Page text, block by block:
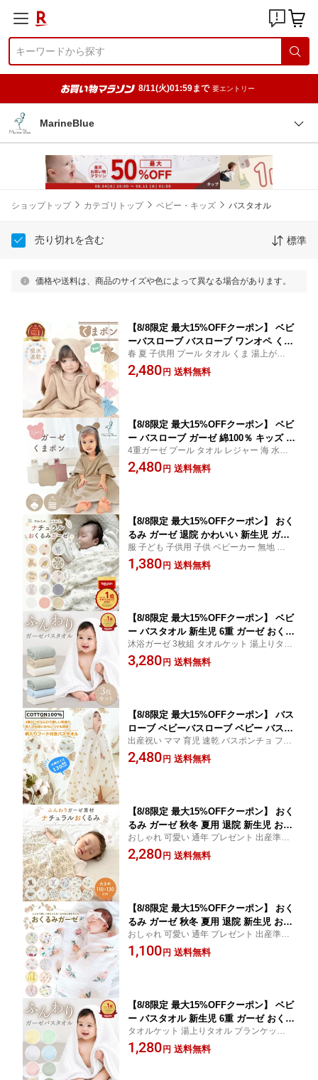
8/11(火)01:59まで 要エントリー
MarineBlue
ショップトップ カテゴリトップ ベビー・キッズ バスタオル
売り切れを含む 標準
価格や送料は、商品のサイズや色によって異なる場合があります。
【8/8限定 最大15%OFFクーポン】 ベビ
ーバスローブ バスローブ ワンオペ くま
ぽん 赤ちゃん くまポン 出産祝い ベビ
ー ママ 育児 お風呂 速乾 バスポンチョ
春 夏 子供用 プール タオル くま 湯上がりタ
オル 時短 こども お風呂上がり 乾きやすい
マイクロファイバー 吸水速乾 吸水 子供 ベ
2,480 円 送料無料
【8/8限定 最大15%OFFクーポン】 ベビ
ー バスローブ ガーゼ 綿100％ キッズ バ
スポンチョ ベビーバスローブ バスタオ
ル 男の子 女の子 くまポン フード付き
4重ガーゼ プール タオル レジャー 海 水泳
出産祝い ギフト プレゼント お風呂上がり
乾きやすい 時短 くま耳 子供 こども アイボ
2,480 円 送料無料
【8/8限定 最大15%OFFクーポン】 おく
るみ ガーゼ 退院 かわいい 新生児 ガー
ゼおくるみ 春 夏用 ガーゼケット ベビ
ー 赤ちゃん 6重ガーゼ 6重 2重 退院時
服 子ども 子供用 子供 ベビーカー 無地 おく
るみガーゼ赤ちゃん おくるみタオル バスタ
オル タオルケット 女の子 男の子 可愛い お
1,380 円 送料無料
【8/8限定 最大15%OFFクーポン】 ベビ
ー バスタオル 新生児 6重 ガーゼ おくる
み ふわふわ ガーゼバスタオル ガーゼタ
オル ベビーバスタオル 吸収性 6重ガー
沐浴ガーゼ 3枚組 タオルケット 湯上りタオ
ル ブランケット ベビータオル ドラーケッ
ト 速乾 敏感肌用 沐浴 吸水速乾 おすすめ キ
3,280 円 送料無料
【8/8限定 最大15%OFFクーポン】 バス
ローブ ベビーバスローブ ベビー バスタ
オル キッズ ワンオペ ポンチョ キッズ
バスローブ フード付きバスタオル 4重
出産祝い ママ 育児 速乾 バスポンチョ フー
ド付き 男の子 女の子 レジャー 海 水泳 おく
るみ ギフト プレゼント ブランケット くま
2,480 円 送料無料
【8/8限定 最大15%OFFクーポン】 おく
るみ ガーゼ 秋冬 夏用 退院 新生児 おく
るみガーゼ 春 夏 秋 冬 ガーゼケット ベ
ビー 赤ちゃん ガーゼおくるみ ブランケ
おしゃれ 可愛い 通年 プレゼント 出産準備
退院用 綿100% コットン 秋用 冬用 春用 ギ
フト かわいい 速乾 通気性 あかちゃん 大判
2,280 円 送料無料
【8/8限定 最大15%OFFクーポン】 おく
るみ ガーゼ 秋冬 夏用 退院 新生児 おく
るみガーゼ 春 夏 秋 冬 ガーゼケット ベ
ビー 赤ちゃん ガーゼおくるみ ブランケ
おしゃれ 可愛い 通年 プレゼント 出産準備
退院用 綿100% コットン 秋用 冬用 春用 ギ
フト かわいい 速乾 通気性 あかちゃん 大判
1,100 円 送料無料
【8/8限定 最大15%OFFクーポン】 ベビ
ー バスタオル 新生児 6重 ガーゼ おくる
み ふわふわ ガーゼバスタオル ガーゼタ
オル ベビーバスタオル 吸収性 6重ガー
タオルケット 湯上りタオル ブランケット
ベビータオル ドラーケット 速乾 敏感肌用
沐浴 吸水速乾 おすすめ キッズ 子供 コット
1,280 円 送料無料